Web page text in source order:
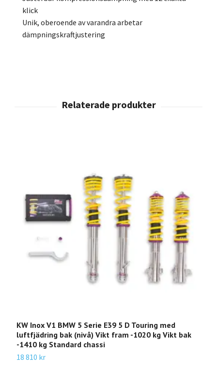
klick
Unik, oberoende av varandra arbetar
dämpningskraftjustering
KW Inox V1 BMW 5 Serie E39 5 D Touring med
luftfjädring bak (nivå) Vikt fram -1020 kg Vikt bak
-1410 kg Standard chassi
18 810 kr